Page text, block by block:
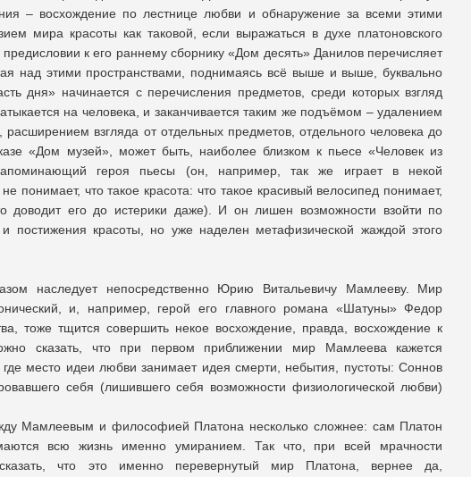
– восхождение по лестнице любви и обнаружение за всеми этими
мира красоты как таковой, если выражаться в духе платоновского
к его раннему сборнику «Дом десять» Данилов перечисляет
над этими пространствами, поднимаясь всё выше и выше, буквально
дня» начинается с перечисления предметов, среди которых взгляд
на человека, и заканчивается таким же подъёмом – удалением
взгляда от отдельных предметов, отдельного человека до
«Дом музей», может быть, наиболее близком к пьесе «Человек из
героя пьесы (он, например, так же играет в некой
понимает, что такое красота: что такое красивый велосипед понимает,
доводит его до истерики даже). И он лишен возможности взойти по
постижения красоты, но уже наделен метафизической жаждой этого
наследует непосредственно Юрию Витальевичу Мамлееву. Мир
и, например, герой его главного романа «Шатуны» Федор
тоже тщится совершить некое восхождение, правда, восхождение к
сказать, что при первом приближении мир Мамлеева кажется
место идеи любви занимает идея смерти, небытия, пустоты: Соннов
себя (лишившего себя возможности физиологической любви)
Мамлеевым и философией Платона несколько сложнее: сам Платон
всю жизнь именно умиранием. Так что, при всей мрачности
что это именно перевернутый мир Платона, вернее да,